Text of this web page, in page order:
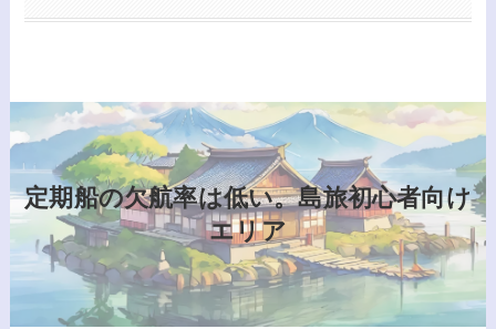
定期船の欠航率は低い。島旅初心者向け
エリア